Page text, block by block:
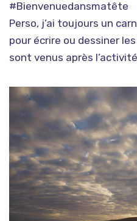
#Bienvenuedansmatête
Perso, j’ai toujours un
pour écrire ou dessiner
sont venus après